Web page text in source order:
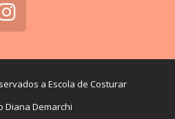
a Escola de Costurar
Diana Demarchi